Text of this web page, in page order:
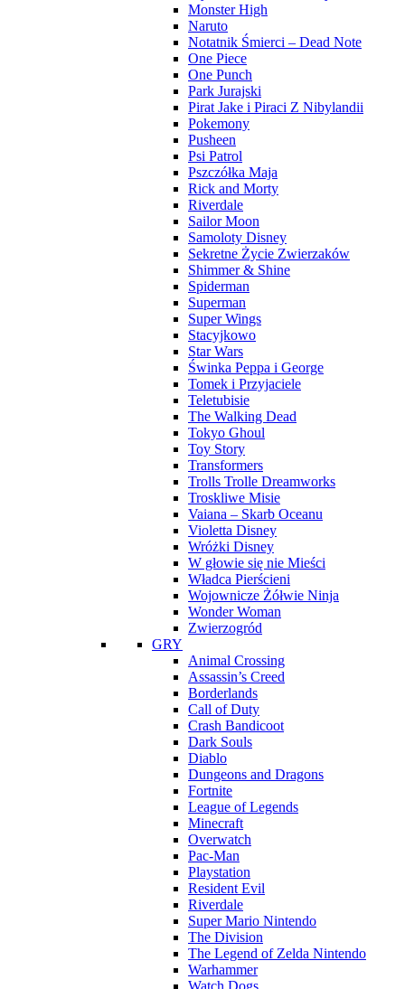
Monster High
Naruto
Notatnik Śmierci – Dead Note
One Piece
One Punch
Park Jurajski
Pirat Jake i Piraci Z Nibylandii
Pokemony
Pusheen
Psi Patrol
Pszczółka Maja
Rick and Morty
Riverdale
Sailor Moon
Samoloty Disney
Sekretne Życie Zwierzaków
Shimmer & Shine
Spiderman
Superman
Super Wings
Stacyjkowo
Star Wars
Świnka Peppa i George
Tomek i Przyjaciele
Teletubisie
The Walking Dead
Tokyo Ghoul
Toy Story
Transformers
Trolls Trolle Dreamworks
Troskliwe Misie
Vaiana – Skarb Oceanu
Violetta Disney
Wróżki Disney
W głowie się nie Mieści
Władca Pierścieni
Wojownicze Żółwie Ninja
Wonder Woman
Zwierzogród
GRY
Animal Crossing
Assassin’s Creed
Borderlands
Call of Duty
Crash Bandicoot
Dark Souls
Diablo
Dungeons and Dragons
Fortnite
League of Legends
Minecraft
Overwatch
Pac-Man
Playstation
Resident Evil
Riverdale
Super Mario Nintendo
The Division
The Legend of Zelda Nintendo
Warhammer